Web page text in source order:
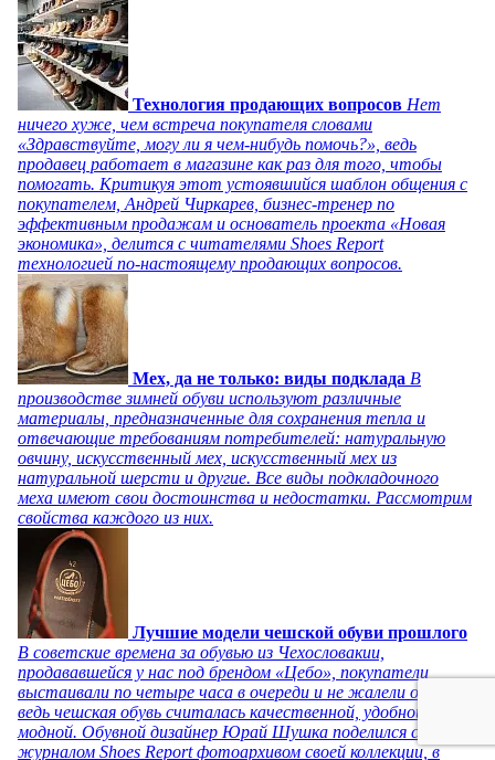
Технология продающих вопросов Нет
ничего хуже, чем встреча покупателя словами
«Здравствуйте, могу ли я чем-нибудь помочь?», ведь
продавец работает в магазине как раз для того, чтобы
помогать. Критикуя этот устоявшийся шаблон общения с
покупателем, Андрей Чиркарев, бизнес-тренер по
эффективным продажам и основатель проекта «Новая
экономика», делится с читателями Shoes Report
технологией по-настоящему продающих вопросов.
Мех, да не только: виды подклада В
производстве зимней обуви используют различные
материалы, предназначенные для сохранения тепла и
отвечающие требованиям потребителей: натуральную
овчину, искусственный мех, искусственный мех из
натуральной шерсти и другие. Все виды подкладочного
меха имеют свои достоинства и недостатки. Рассмотрим
свойства каждого из них.
Лучшие модели чешской обуви прошлого
В советские времена за обувью из Чехословакии,
продававшейся у нас под брендом «Цебо», покупатели
выстаивали по четыре часа в очереди и не жалели об этом,
ведь чешская обувь считалась качественной, удобной и
модной. Обувной дизайнер Юрай Шушка поделился с
журналом Shoes Report фотоархивом своей коллекции, в